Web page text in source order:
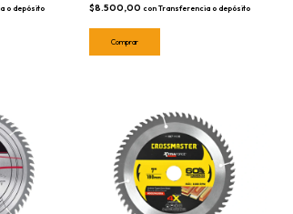
o depósito $8.500,00 con Transferencia o depósito